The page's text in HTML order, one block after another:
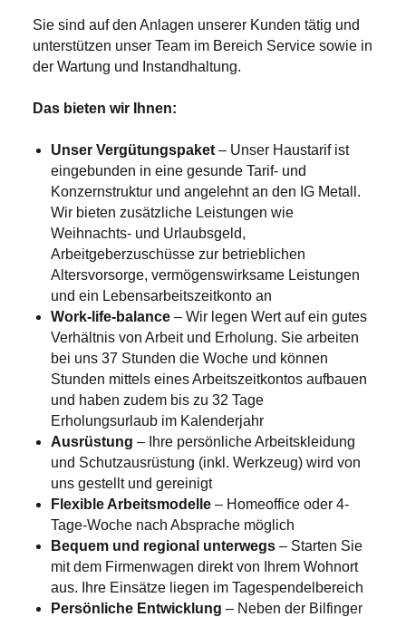
Sie sind auf den Anlagen unserer Kunden tätig und
unterstützen unser Team im Bereich Service sowie in
der Wartung und Instandhaltung.
Das bieten wir Ihnen:
Unser Vergütungspaket – Unser Haustarif ist
eingebunden in eine gesunde Tarif- und
Konzernstruktur und angelehnt an den IG Metall.
Wir bieten zusätzliche Leistungen wie
Weihnachts- und Urlaubsgeld,
Arbeitgeberzuschüsse zur betrieblichen
Altersvorsorge, vermögenswirksame Leistungen
und ein Lebensarbeitszeitkonto an
Work-life-balance – Wir legen Wert auf ein gutes
Verhältnis von Arbeit und Erholung. Sie arbeiten
bei uns 37 Stunden die Woche und können
Stunden mittels eines Arbeitszeitkontos aufbauen
und haben zudem bis zu 32 Tage
Erholungsurlaub im Kalenderjahr
Ausrüstung – Ihre persönliche Arbeitskleidung
und Schutzausrüstung (inkl. Werkzeug) wird von
uns gestellt und gereinigt
Flexible Arbeitsmodelle – Homeoffice oder 4-
Tage-Woche nach Absprache möglich
Bequem und regional unterwegs – Starten Sie
mit dem Firmenwagen direkt von Ihrem Wohnort
aus. Ihre Einsätze liegen im Tagespendelbereich
Persönliche Entwicklung – Neben der Bilfinger